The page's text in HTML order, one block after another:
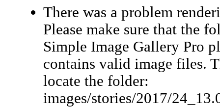
There was a problem
Please make sure that the
Simple Image Gallery Pro
contains valid image files.
locate the folder:
images/stories/2017/